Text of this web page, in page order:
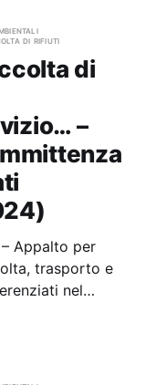
di rifiuti
di
–
Appalto per
trasporto e
nel